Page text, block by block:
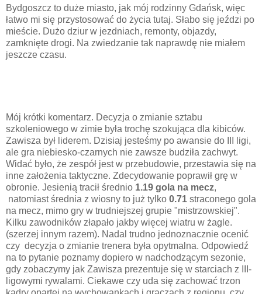
Bydgoszcz to duże miasto, jak mój rodzinny Gdańsk, więc
łatwo mi się przystosować do życia tutaj. Słabo się jeździ po
mieście. Dużo dziur w jezdniach, remonty, objazdy,
zamknięte drogi. Na zwiedzanie tak naprawdę nie miałem
jeszcze czasu.
Mój krótki komentarz. Decyzja o zmianie sztabu
szkoleniowego w zimie była trochę szokująca dla kibiców.
Zawisza był liderem. Dzisiaj jesteśmy po awansie do III ligi,
ale gra niebiesko-czarnych nie zawsze budziła zachwyt.
Widać było, że zespół jest w przebudowie, przestawia się na
inne założenia taktyczne. Zdecydowanie poprawił grę w
obronie. Jesienią tracił średnio 1.19 gola na mecz,
natomiast średnia z wiosny to już tylko 0.71 straconego gola
na mecz, mimo gry w trudniejszej grupie "mistrzowskiej".
Kilku zawodników złapało jakby więcej wiatru w żagle.
(szerzej innym razem). Nadal trudno jednoznacznie ocenić
czy decyzja o zmianie trenera była opytmalna. Odpowiedź
na to pytanie poznamy dopiero w nadchodzącym sezonie,
gdy zobaczymy jak Zawisza prezentuje się w starciach z III-
ligowymi rywalami. Ciekawe czy uda się zachować trzon